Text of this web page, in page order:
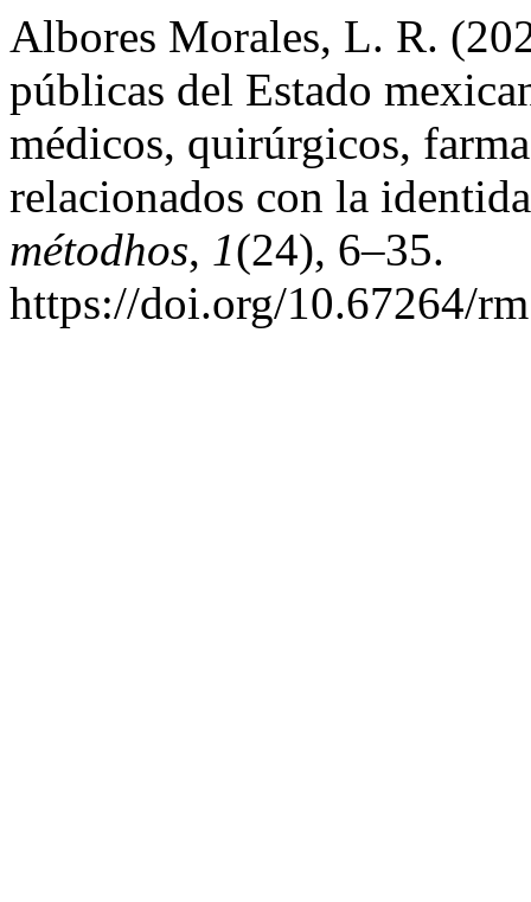
Albores Morales, L. R.
públicas del Estado
médicos, quirúrgicos,
relacionados con la
métodhos, 1(24), 6–35.
https://doi.org/10.67264/